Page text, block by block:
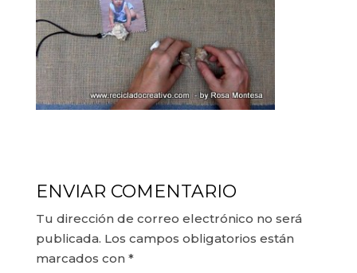
ENVIAR COMENTARIO
Tu dirección de correo electrónico no será
publicada. Los campos obligatorios están
marcados con *